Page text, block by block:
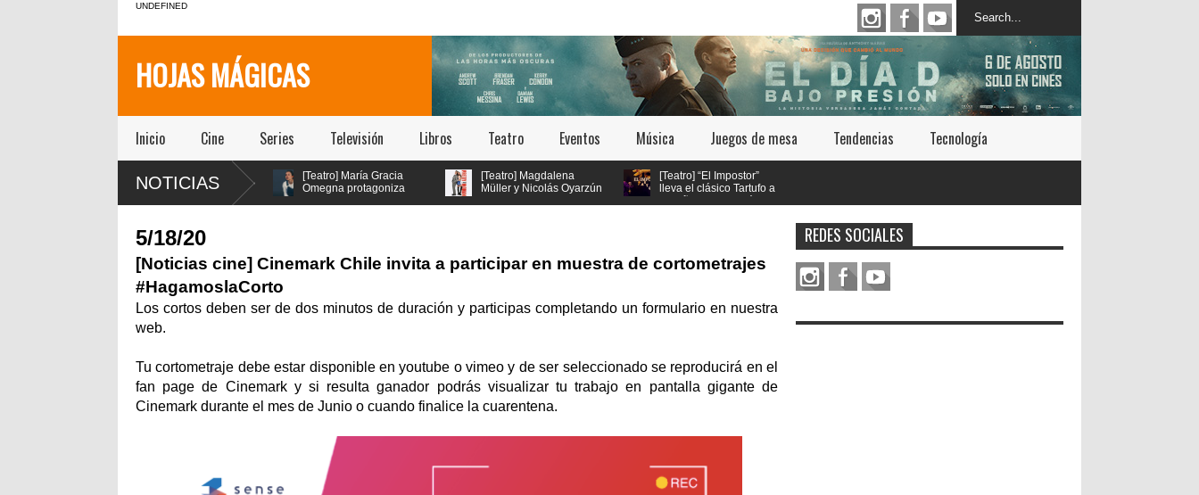
UNDEFINED
HOJAS MÁGICAS
Inicio Cine Series Televisión Libros Teatro Eventos Música Juegos de mesa Tendencias Tecnología
NOTICIAS
PA$$$TA(YO)BA$$$E!!!!
espiritual de nuestra sociedad
[Teatro] María Gracia
Omegna protagoniza
[Teatro] Magdalena
Müller y Nicolás Oyarzún
[Teatro] “El Impostor”
lleva el clásico Tartufo a
5/18/20
[Noticias cine] Cinemark Chile invita a participar en muestra de cortometrajes
#HagamoslaCorto
Los cortos deben ser de dos minutos de duración y participas completando un formulario en nuestra
web.
Tu cortometraje debe estar disponible en youtube o vimeo y de ser seleccionado se reproducirá en el
fan page de Cinemark y si resulta ganador podrás visualizar tu trabajo en pantalla gigante de
Cinemark durante el mes de Junio o cuando finalice la cuarentena.
REDES SOCIALES